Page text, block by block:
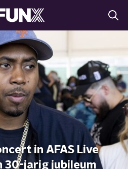
in AFAS Live
30-jarig jubileum